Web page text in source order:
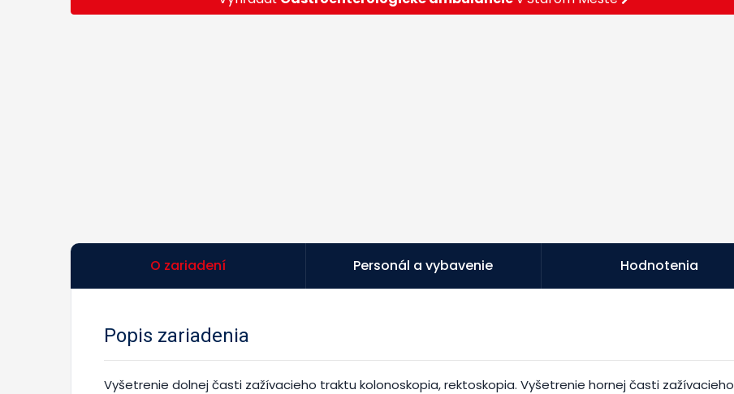
O zariadení Personál a vybavenie Hodnotenia
Popis zariadenia
Vyšetrenie dolnej časti zažívacieho traktu kolonoskopia, rektoskopia. Vyšetrenie hornej časti zažívacieho